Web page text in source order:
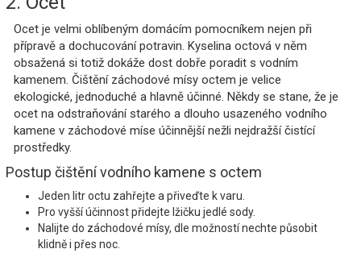
Ocet je velmi oblíbeným domácím pomocníkem nejen při
přípravě a dochucování potravin. Kyselina octová v něm
obsažená si totiž dokáže dost dobře poradit s vodním
kamenem. Čištění záchodové mísy octem je velice
ekologické, jednoduché a hlavně účinné. Někdy se stane, že je
ocet na odstraňování starého a dlouho usazeného vodního
kamene v záchodové míse účinnější nežli nejdražší čistící
prostředky.
Postup čištění vodního kamene s octem
Jeden litr octu zahřejte a přiveďte k varu.
Pro vyšší účinnost přidejte lžičku jedlé sody.
Nalijte do záchodové mísy, dle možností nechte působit
klidně i přes noc.